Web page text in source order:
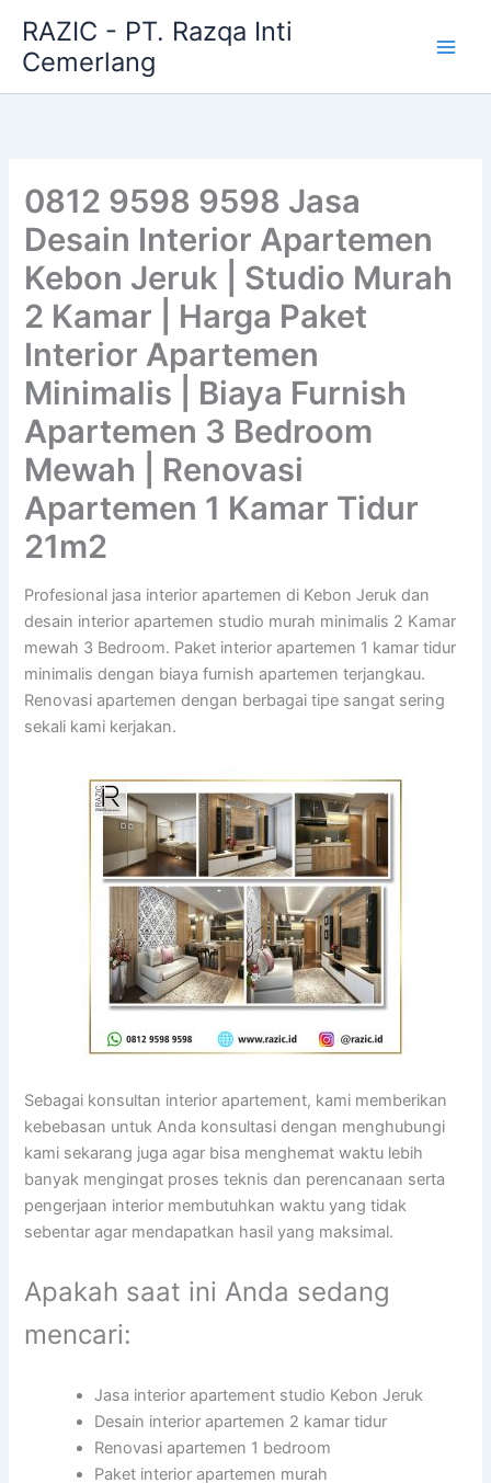
content
RAZIC - PT. Razqa Inti
Cemerlang
0812 9598 9598 Jasa
Desain Interior Apartemen
Kebon Jeruk | Studio Murah
2 Kamar | Harga Paket
Interior Apartemen
Minimalis | Biaya Furnish
Apartemen 3 Bedroom
Mewah | Renovasi
Apartemen 1 Kamar Tidur
21m2
Profesional jasa interior apartemen di Kebon Jeruk dan
desain interior apartemen studio murah minimalis 2 Kamar
mewah 3 Bedroom. Paket interior apartemen 1 kamar tidur
minimalis dengan biaya furnish apartemen terjangkau.
Renovasi apartemen dengan berbagai tipe sangat sering
sekali kami kerjakan.
Sebagai konsultan interior apartement, kami memberikan
kebebasan untuk Anda konsultasi dengan menghubungi
kami sekarang juga agar bisa menghemat waktu lebih
banyak mengingat proses teknis dan perencanaan serta
pengerjaan interior membutuhkan waktu yang tidak
sebentar agar mendapatkan hasil yang maksimal.
Apakah saat ini Anda sedang
mencari:
Jasa interior apartement studio Kebon Jeruk
Desain interior apartemen 2 kamar tidur
Renovasi apartemen 1 bedroom
Paket interior apartemen murah